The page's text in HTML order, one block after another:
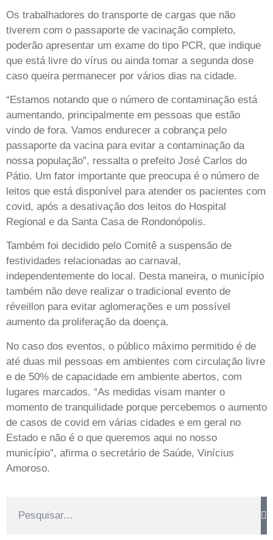
Os trabalhadores do transporte de cargas que não
tiverem com o passaporte de vacinação completo,
poderão apresentar um exame do tipo PCR, que indique
que está livre do vírus ou ainda tomar a segunda dose
caso queira permanecer por vários dias na cidade.
“Estamos notando que o número de contaminação está
aumentando, principalmente em pessoas que estão
vindo de fora. Vamos endurecer a cobrança pelo
passaporte da vacina para evitar a contaminação da
nossa população”, ressalta o prefeito José Carlos do
Pátio. Um fator importante que preocupa é o número de
leitos que está disponível para atender os pacientes com
covid, após a desativação dos leitos do Hospital
Regional e da Santa Casa de Rondonópolis.
Também foi decidido pelo Comitê a suspensão de
festividades relacionadas ao carnaval,
independentemente do local. Desta maneira, o município
também não deve realizar o tradicional evento de
réveillon para evitar aglomerações e um possível
aumento da proliferação da doença.
No caso dos eventos, o público máximo permitido é de
até duas mil pessoas em ambientes com circulação livre
e de 50% de capacidade em ambiente abertos, com
lugares marcados. “As medidas visam manter o
momento de tranquilidade porque percebemos o aumento
de casos de covid em várias cidades e em geral no
Estado e não é o que queremos aqui no nosso
município”, afirma o secretário de Saúde, Vinícius
Amoroso.